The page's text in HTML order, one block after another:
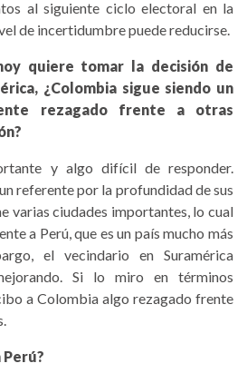
al siguiente ciclo electoral en la
de incertidumbre puede reducirse.
quiere tomar la decisión de
¿Colombia sigue siendo un
rezagado frente a otras
y algo difícil de responder.
referente por la profundidad de sus
varias ciudades importantes, lo cual
a Perú, que es un país mucho más
el vecindario en Suramérica
Si lo miro en términos
a Colombia algo rezagado frente
Perú?